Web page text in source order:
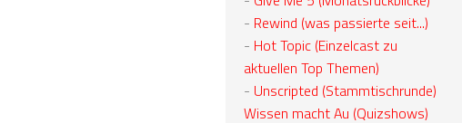
- Rewind (was passierte seit...)
- Hot Topic (Einzelcast zu
aktuellen Top Themen)
- Unscripted (Stammtischrunde)
Wissen macht Au (Quizshows)